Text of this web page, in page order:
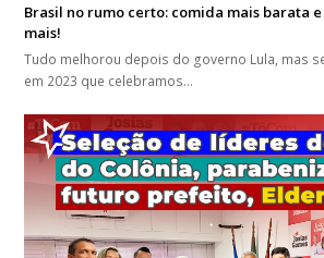
Brasil no rumo certo: comida mais barata
mais!
Tudo melhorou depois do governo Lula, mas
em 2023 que celebramos…